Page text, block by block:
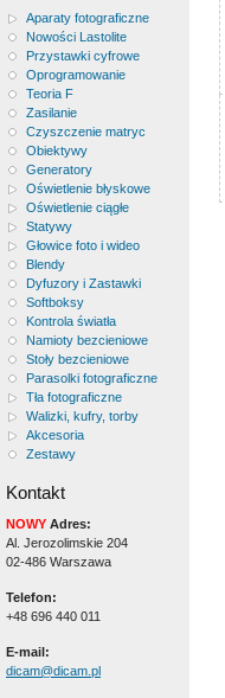
Aparaty fotograficzne
Nowości Lastolite
Przystawki cyfrowe
Oprogramowanie
Teoria F
Zasilanie
Czyszczenie matryc
Obiektywy
Generatory
Oświetlenie błyskowe
Oświetlenie ciągłe
Statywy
Głowice foto i wideo
Blendy
Dyfuzory i Zastawki
Softboksy
Kontrola światła
Namioty bezcieniowe
Stoły bezcieniowe
Parasolki fotograficzne
Tła fotograficzne
Walizki, kufry, torby
Akcesoria
Zestawy
Kontakt
NOWY Adres:
Al. Jerozolimskie 204
02-486 Warszawa
Telefon:
+48 696 440 011
E-mail:
dicam@dicam.pl